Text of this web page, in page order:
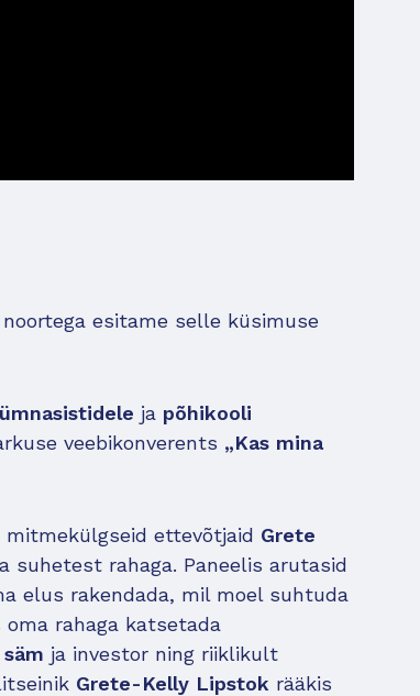
esitame selle küsimuse
ja põhikooli
veebikonverents „Kas mina
ettevõtjaid Grete
suhetest rahaga. Paneelis arutasid
elus rakendada, mil moel suhtuda
rahaga katsetada
säm ja investor ning riiklikult
Grete-Kelly Lipstok rääkis